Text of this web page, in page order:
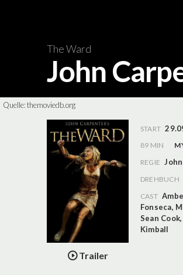
The Ward
John
Quelle:themoviedb.org
Trailer
START
89 MIN
REGIE
DREHBUCH
CAST
Fonseca,
Sean Cook,
Kimball